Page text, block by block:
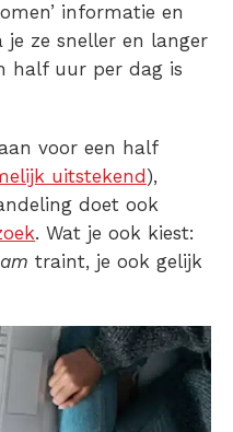
informatie en
je ze sneller en langer
half uur per dag is
voor een half
uitstekend ),
doet ook
. Wat je ook kiest:
traint, je ook gelijk